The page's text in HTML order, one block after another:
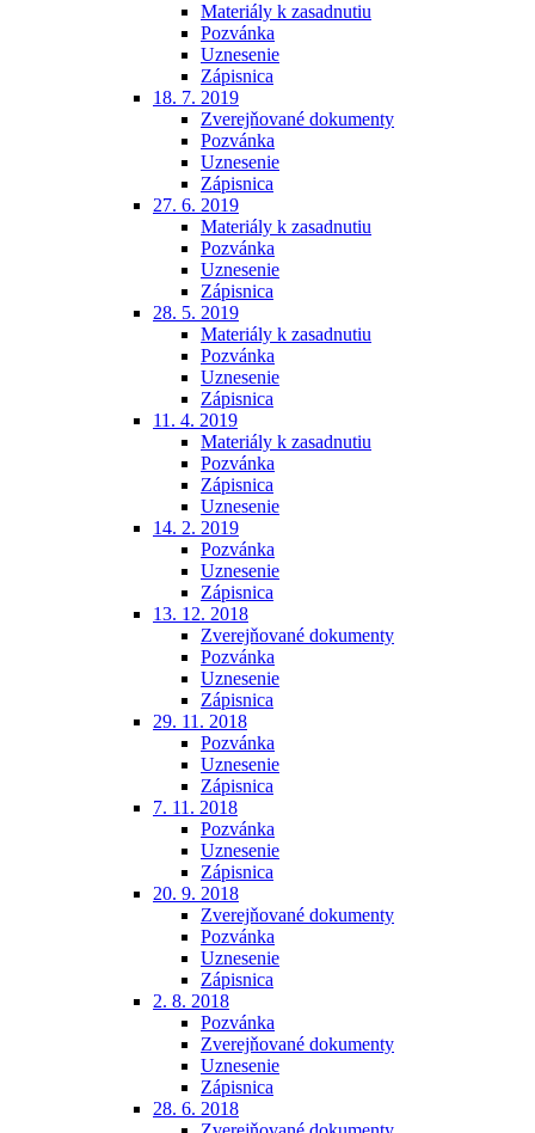
Materiály k zasadnutiu
Pozvánka
Uznesenie
Zápisnica
18. 7. 2019
Zverejňované dokumenty
Pozvánka
Uznesenie
Zápisnica
27. 6. 2019
Materiály k zasadnutiu
Pozvánka
Uznesenie
Zápisnica
28. 5. 2019
Materiály k zasadnutiu
Pozvánka
Uznesenie
Zápisnica
11. 4. 2019
Materiály k zasadnutiu
Pozvánka
Zápisnica
Uznesenie
14. 2. 2019
Pozvánka
Uznesenie
Zápisnica
13. 12. 2018
Zverejňované dokumenty
Pozvánka
Uznesenie
Zápisnica
29. 11. 2018
Pozvánka
Uznesenie
Zápisnica
7. 11. 2018
Pozvánka
Uznesenie
Zápisnica
20. 9. 2018
Zverejňované dokumenty
Pozvánka
Uznesenie
Zápisnica
2. 8. 2018
Pozvánka
Zverejňované dokumenty
Uznesenie
Zápisnica
28. 6. 2018